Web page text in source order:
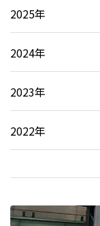
2025年
2024年
2023年
2022年